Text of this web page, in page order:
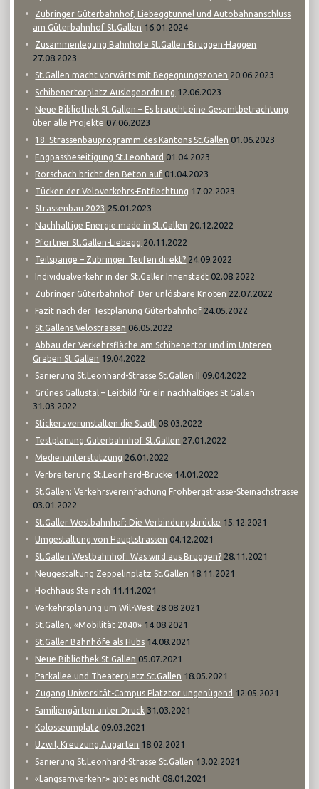
Zubringer Güterbahnhof, Liebeggtunnel und Autobahnanschluss
am Güterbahnhof St.Gallen 16.01.2024
Zusammenlegung Bahnhöfe St.Gallen-Bruggen-Haggen
27.08.2023
St.Gallen macht vorwärts mit Begegnungszonen 20.06.2023
Schibenertorplatz Auslegeordnung 12.06.2023
Neue Bibliothek St.Gallen – Es braucht eine Gesamtbetrachtung
über alle Projekte 07.06.2023
18. Strassenbauprogramm des Kantons St.Gallen 01.06.2023
Engpassbeseitigung St.Leonhard 01.04.2023
Rorschach bricht den Beton auf 01.04.2023
Tücken der Veloverkehrs-Entflechtung 17.02.2023
Strassenbau 2023 25.01.2023
Nachhaltige Energie made in St.Gallen 20.12.2022
Pförtner St.Gallen-Liebegg 20.11.2022
Teilspange – Zubringer Teufen direkt? 24.09.2022
Individualverkehr in der St.Galler Innenstadt 02.08.2022
Zubringer Güterbahnhof: Der unlösbare Knoten 22.07.2022
Fazit nach der Testplanung Güterbahnhof 24.05.2022
St.Gallens Velostrassen 06.05.2022
Abbau der Verkehrsfläche am Schibenertor und im Unteren
Graben St.Gallen 19.04.2022
Sanierung St.Leonhard-Strasse St.Gallen II 09.04.2022
Grünes Gallustal – Leitbild für ein nachhaltiges St.Gallen
31.03.2022
Stickers verunstalten die Stadt 08.03.2022
Testplanung Güterbahnhof St.Gallen 27.01.2022
Medienunterstützung 26.01.2022
Verbreiterung St.Leonhard-Brücke 14.01.2022
St.Gallen: Verkehrsvereinfachung Frohbergstrasse-Steinachstrasse
03.01.2022
St.Galler Westbahnhof: Die Verbindungsbrücke 15.12.2021
Umgestaltung von Hauptstrassen 04.12.2021
St.Gallen Westbahnhof: Was wird aus Bruggen? 28.11.2021
Neugestaltung Zeppelinplatz St.Gallen 18.11.2021
Hochhaus Steinach 11.11.2021
Verkehrsplanung um Wil-West 28.08.2021
St.Gallen, «Mobilität 2040» 14.08.2021
St.Galler Bahnhöfe als Hubs 14.08.2021
Neue Bibliothek St.Gallen 05.07.2021
Parkallee und Theaterplatz St.Gallen 18.05.2021
Zugang Universität-Campus Platztor ungenügend 12.05.2021
Familiengärten unter Druck 31.03.2021
Kolosseumplatz 09.03.2021
Uzwil, Kreuzung Augarten 18.02.2021
Sanierung St.Leonhard-Strasse St.Gallen 13.02.2021
«Langsamverkehr» gibt es nicht 08.01.2021